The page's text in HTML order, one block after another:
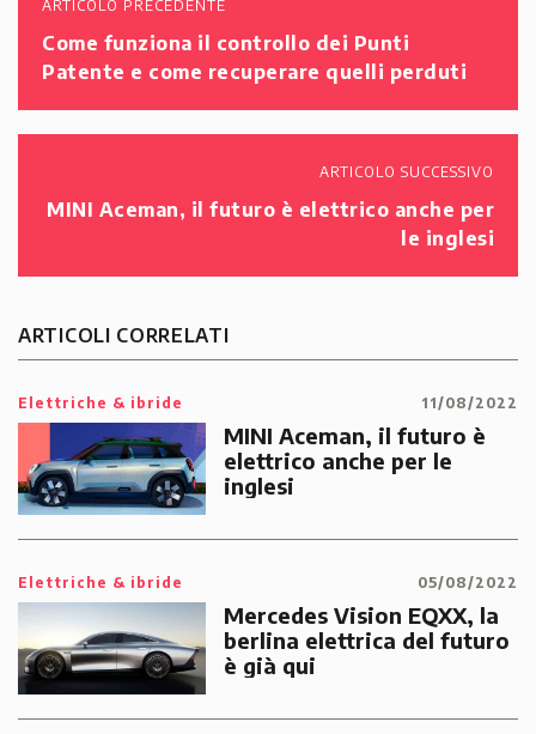
ARTICOLO PRECEDENTE
Come funziona il controllo dei Punti
Patente e come recuperare quelli perduti
ARTICOLO SUCCESSIVO
MINI Aceman, il futuro è elettrico anche per
le inglesi
ARTICOLI CORRELATI
Elettriche & ibride 11/08/2022
MINI Aceman, il futuro è
elettrico anche per le
inglesi
Elettriche & ibride 05/08/2022
Mercedes Vision EQXX, la
berlina elettrica del futuro
è già qui